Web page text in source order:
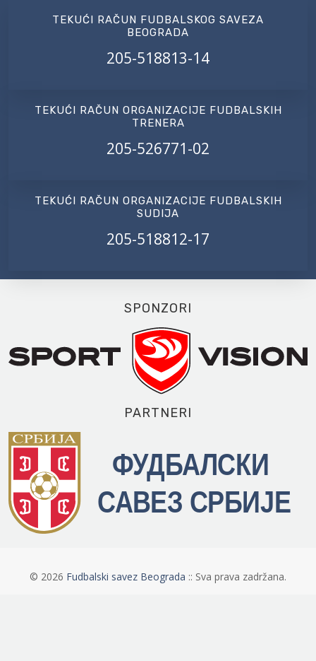
TEKUĆI RAČUN FUDBALSKOG SAVEZA
BEOGRADA
205-518813-14
TEKUĆI RAČUN ORGANIZACIJE FUDBALSKIH
TRENERA
205-526771-02
TEKUĆI RAČUN ORGANIZACIJE FUDBALSKIH
SUDIJA
205-518812-17
SPONZORI
PARTNERI
© 2026 Fudbalski savez Beograda :: Sva prava zadržana.